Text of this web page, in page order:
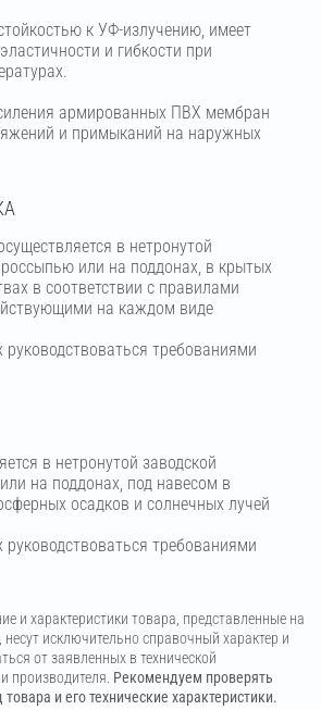
к УФ-излучению, имеет
и гибкости при
армированных ПВХ мембран
и примыканий на наружных
в нетронутой
россыпью или на поддонах, в крытых
в соответствии с правилами
на каждом виде
требованиями
в нетронутой заводской
на поддонах, под навесом в
осадков и солнечных лучей
требованиями
и характеристики товара, представленные на
исключительно справочный характер и
от заявленных в технической
производителя. Рекомендуем проверять
и его технические характеристики.